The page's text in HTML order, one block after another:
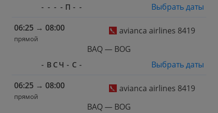
- - - - П - -
Выбрать даты
06:25 → 08:00
прямой
avianca airlines 8419
BAQ — BOG
- В С Ч - С -
Выбрать даты
06:25 → 08:00
прямой
avianca airlines 8419
BAQ — BOG